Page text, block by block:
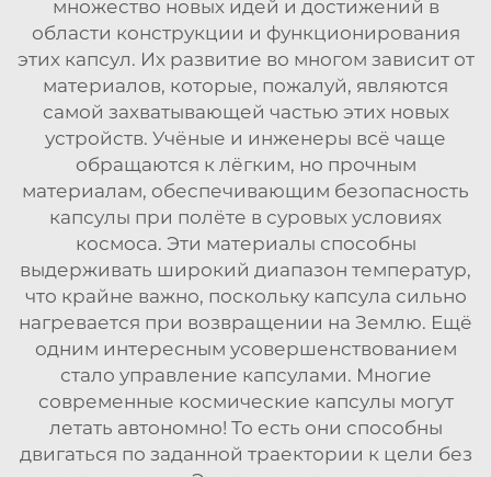
множество новых идей и достижений в
области конструкции и функционирования
этих капсул. Их развитие во многом зависит от
материалов, которые, пожалуй, являются
самой захватывающей частью этих новых
устройств. Учёные и инженеры всё чаще
обращаются к лёгким, но прочным
материалам, обеспечивающим безопасность
капсулы при полёте в суровых условиях
космоса. Эти материалы способны
выдерживать широкий диапазон температур,
что крайне важно, поскольку капсула сильно
нагревается при возвращении на Землю. Ещё
одним интересным усовершенствованием
стало управление капсулами. Многие
современные космические капсулы могут
летать автономно! То есть они способны
двигаться по заданной траектории к цели без